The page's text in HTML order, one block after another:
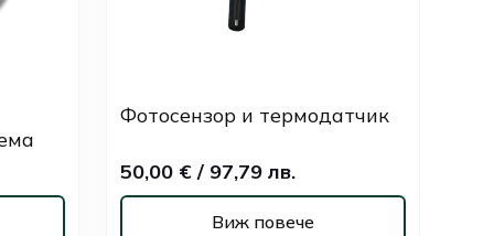
Фотосензор и термодатчик
50,00 € / 97,79 лв.
Виж повече